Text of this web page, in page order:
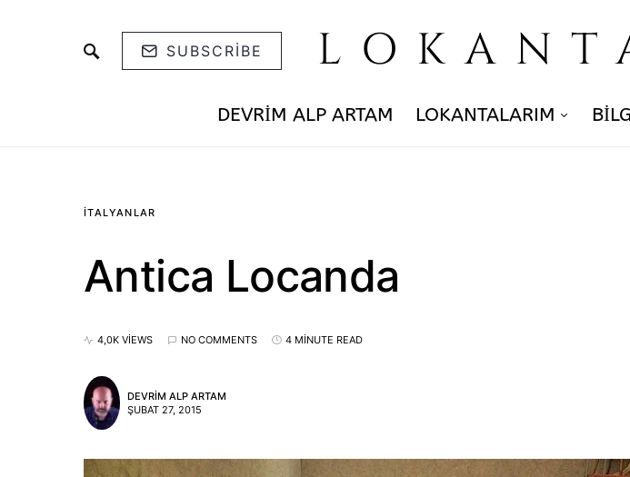
SUBSCRIBE
DEVRIM ALP ARTAM LOKANTALARIM
İTALYANLAR
Antica Locanda
4,0K VIEWS NO COMMENTS 4 MINUTE READ
DEVRIM ALP ARTAM
ŞUBAT 27, 2015